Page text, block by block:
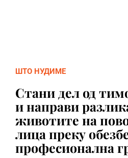
ШТО НУДИМЕ
Стани дел од
и направи
животите на
лица преку
професионална